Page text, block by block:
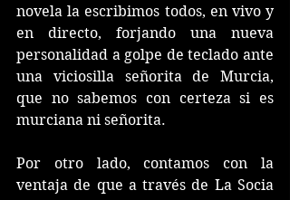
novela la escribimos todos, en vivo y
en directo, forjando una nueva
personalidad a golpe de teclado ante
una viciosilla señorita de Murcia,
que no sabemos con certeza si es
murciana ni señorita.
Por otro lado, contamos con la
ventaja de que a través de La Socia